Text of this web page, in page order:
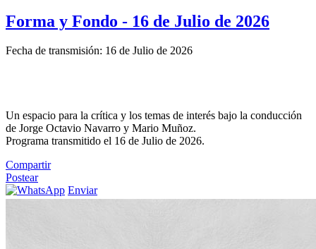
Forma y Fondo - 16 de Julio de 2026
Fecha de transmisión: 16 de Julio de 2026
Un espacio para la crítica y los temas de interés bajo la conducción
de Jorge Octavio Navarro y Mario Muñoz.
Programa transmitido el 16 de Julio de 2026.
Compartir
Postear
Enviar